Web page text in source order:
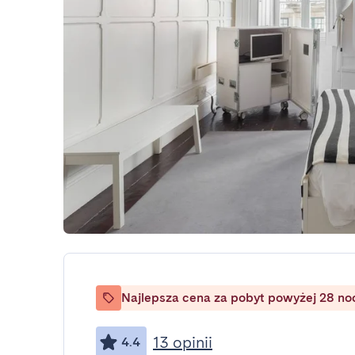
Najlepsza cena za pobyt powyżej 28
4.4 13 opinii